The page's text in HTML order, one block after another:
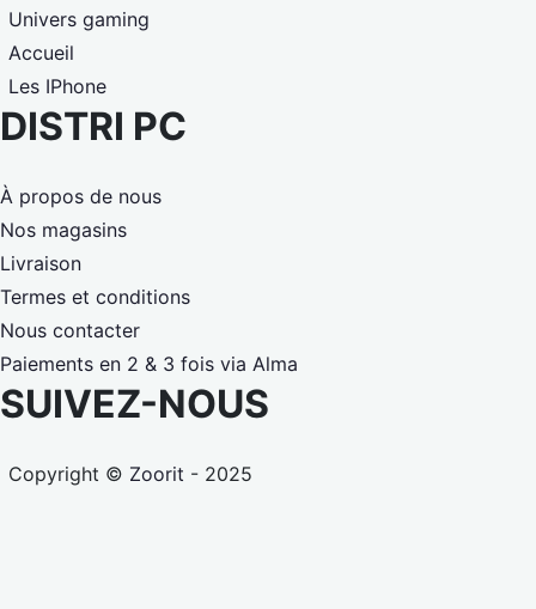
Univers gaming
Accueil
Les IPhone
DISTRI PC
À propos de nous
Nos magasins
Livraison
Termes et conditions
Nous contacter
Paiements en 2 & 3 fois via Alma
SUIVEZ-NOUS
Copyright © Zoorit - 2025